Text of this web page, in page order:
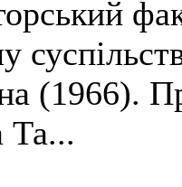
(1966).
Та...